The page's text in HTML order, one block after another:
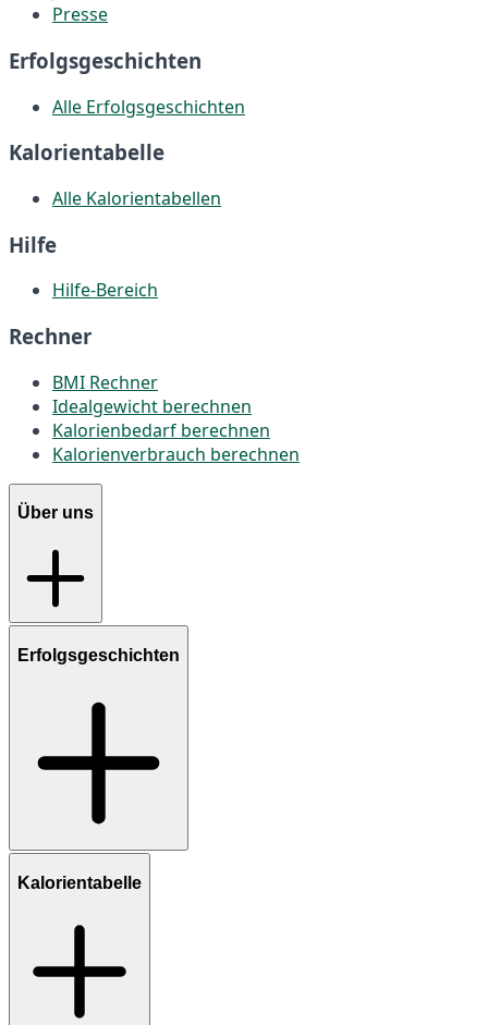
Presse
Erfolgsgeschichten
Alle Erfolgsgeschichten
Kalorientabelle
Alle Kalorientabellen
Hilfe
Hilfe-Bereich
Rechner
BMI Rechner
Idealgewicht berechnen
Kalorienbedarf berechnen
Kalorienverbrauch berechnen
Über uns
Erfolgsgeschichten
Kalorientabelle